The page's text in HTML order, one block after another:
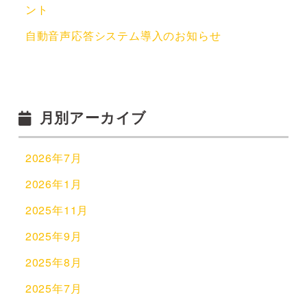
ント
自動音声応答システム導入のお知らせ
月別アーカイブ
2026年7月
2026年1月
2025年11月
2025年9月
2025年8月
2025年7月